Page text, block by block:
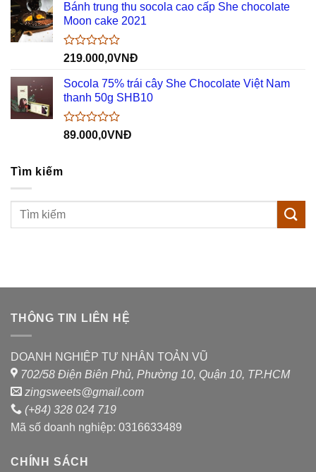
0
5
sao
Bánh trung thu socola cao cấp She chocolate
Moon cake 2021
Được
hạng
0
5
sao
219.000,0VNĐ
Socola 75% trái cây She Chocolate Việt Nam
thanh 50g SHB10
Được
89.000,0VNĐ
Tìm kiếm
THÔNG TIN LIÊN HỆ
DOANH NGHIỆP TƯ NHÂN TOẢN VŨ
702/58 Điện Biên Phủ, Phường 10, Quận 10, TP.HCM
zingsweets@gmail.com
(+84) 328 024 719
Mã số doanh nghiệp: 0316633489
CHÍNH SÁCH